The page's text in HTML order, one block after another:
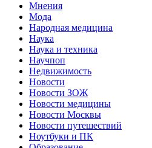
Мнения
Мода
Народная медицина
Наука
Наука и техника
Научпоп
Недвижимость
Новости
Новости ЗОЖ
Новости медицины
Новости Москвы
Новости путешествий
Ноутбуки и ПК